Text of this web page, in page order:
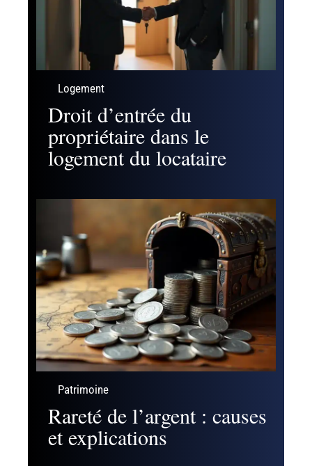
Logement
Droit d’entrée du
propriétaire dans le
logement du locataire
Patrimoine
Rareté de l’argent : causes
et explications